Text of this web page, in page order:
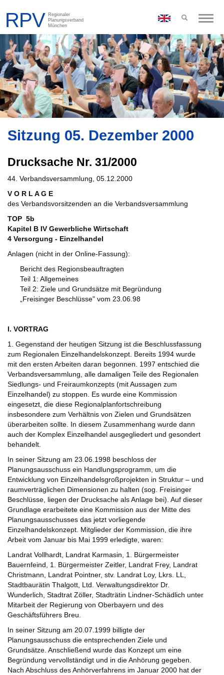
Toggle
Sitzung 05. Dezember 2000
Drucksache Nr. 31/2000
44. Verbandsversammlung, 05.12.2000
V O R L A G E
des Verbandsvorsitzenden an die Verbandsversammlung
TOP 5b
Kapitel B IV Gewerbliche Wirtschaft
4 Versorgung - Einzelhandel
Anlagen (nicht in der Online-Fassung):
Bericht des Regionsbeauftragten
Teil 1: Allgemeines
Teil 2: Ziele und Grundsätze mit Begründung
„Freisinger Beschlüsse" vom 23.06.98
I. VORTRAG
1. Gegenstand der heutigen Sitzung ist die Beschlussfassung
zum Regionalen Einzelhandelskonzept. Bereits 1994 wurde
mit den ersten Arbeiten daran begonnen. 1997 entschied die
Verbandsversammlung, alle damaligen Teile des Regionalen
Siedlungs- und Freiraumkonzepts (mit Aussagen zum
Einzelhandel) zu stoppen. Es wurde eine Kommission
eingesetzt, die diese Regionalplanfortschreibung
insbesondere zum Verhältnis von Zielen und Grundsätzen
überarbeiten sollte. In diesem Zusammenhang wurde dann
auch der Komplex Einzelhandel ausgegliedert und gesondert
behandelt.
In seiner Sitzung am 23.06.1998 beschloss der
Planungsausschuss ein Handlungsprogramm, um die
Entwicklung von Einzelhandelsgroßprojekten in Struktur – und
raumverträglichen Dimensionen zu halten (sog. Freisinger
Beschlüsse, liegen der Drucksache als Anlage bei). Auf dieser
Grundlage erarbeitete eine Kommission aus der Mitte des
Planungsausschusses das jetzt vorliegende
Einzelhandelskonzept. Mitglieder der Kommission, die ihre
Arbeit vom Januar bis Mai 1999 erledigte, waren:
Landrat Vollhardt, Landrat Karmasin, 1. Bürgermeister
Bauernfeind, 1. Bürgermeister Zeitler, Landrat Frey, Landrat
Christmann, Landrat Pointner, stv. Landrat Loy, Lkrs. LL,
Stadtbaurätin Thalgott, Ltd. Verwaltungsdirektor Dr.
Wunderlich, Stadtrat Zöller, Stadträtin Lindner-Schädlich unter
Mitarbeit der Regierung von Oberbayern und des
Geschäftsführers Breu.
In seiner Sitzung am 20.07.1999 billigte der
Planungsausschuss die entsprechenden Ziele und
Grundsätze. Anschließend wurde das Konzept um eine
Begründung vervollständigt und in die Anhörung gegeben.
Nach Abschluss des Anhörverfahrens im Januar 2000 hat der